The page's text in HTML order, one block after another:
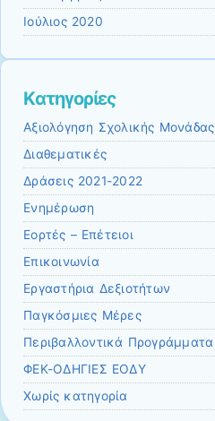
Ιούλιος 2020
Kατηγορίες
Αξιολόγηση Σχολικής Μονάδας
Διαθεματικές
Δράσεις 2021-2022
Ενημέρωση
Εορτές – Επέτειοι
Επικοινωνία
Εργαστήρια Δεξιοτήτων
Παγκόσμιες Μέρες
Περιβαλλοντικά Προγράμματα
ΦΕΚ-ΟΔΗΓΙΕΣ ΕΟΔΥ
Χωρίς κατηγορία